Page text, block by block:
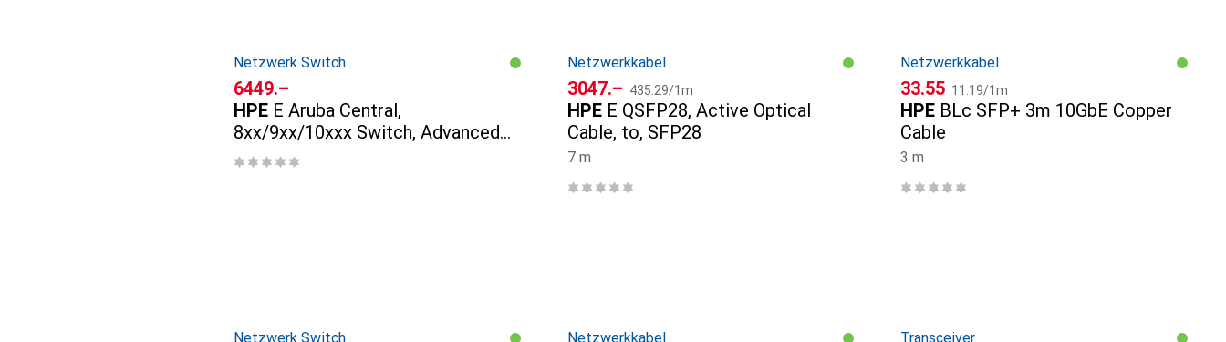
Netzwerk Switch
CHF
6449.–
HPE E Aruba Central,
8xx/9xx/10xxx Switch, Advanced
Subscription, 3 years, E-STU
Netzwerkkabel
CHF
3047.– CHF
435.29/1m
HPE E QSFP28, Active Optical
Cable, to, SFP28
7 m
Netzwerkkabel
CHF
33.55 CHF
11.19/1m
HPE BLc SFP+ 3m 10GbE Copper
Cable
3 m
Netzwerk Switch Netzwerkkabel Transceiver